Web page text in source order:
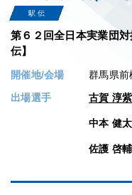
駅 伝
第６２回全日本実業団
伝】
開催地/会場
群馬県前
出場選手
古賀 淳紫
中本 健
佐護 啓輔